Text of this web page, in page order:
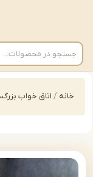
اتاق خواب بزرگسالان /